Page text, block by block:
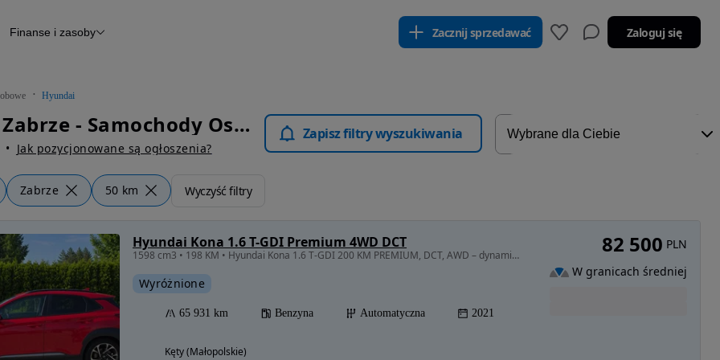
Raport z inspekcji
Otomoto News
Finanse i zasoby Zacznij sprzedawać Zaloguj się
Hyundai
Hyundai Zabrze - Samochody Osobowe
Jak pozycjonowane są ogłoszenia?
Zapisz filtry wyszukiwania
Zabrze 50 km Wyczyść filtry
Hyundai Kona 1.6 T-GDI Premium 4WD DCT
1598 cm3 • 198 KM • Hyundai Kona 1.6 T-GDI 200 KM PREMIUM, DCT, AWD – dynamiczna i pewna
Wyróżnione
65 931 km Benzyna Automatyczna 2021
Kęty (Małopolskie)
82 500 PLN
W granicach średniej